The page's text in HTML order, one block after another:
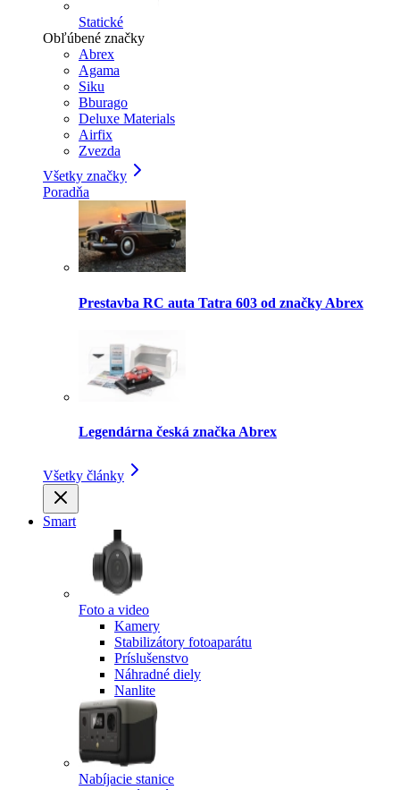
Statické
Obľúbené značky
Abrex
Agama
Siku
Bburago
Deluxe Materials
Airfix
Zvezda
Všetky značky
Poradňa
Prestavba RC auta Tatra 603 od značky Abrex
Legendárna česká značka Abrex
Všetky články
Smart
Foto a video
Kamery
Stabilizátory fotoaparátu
Príslušenstvo
Náhradné diely
Nanlite
Nabíjacie stanice